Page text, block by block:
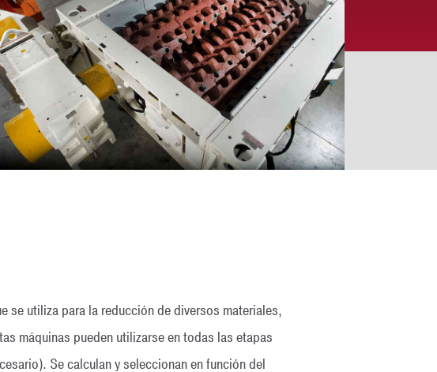
utiliza para la reducción de diversos materiales,
máquinas pueden utilizarse en todas las etapas
Se calculan y seleccionan en función del